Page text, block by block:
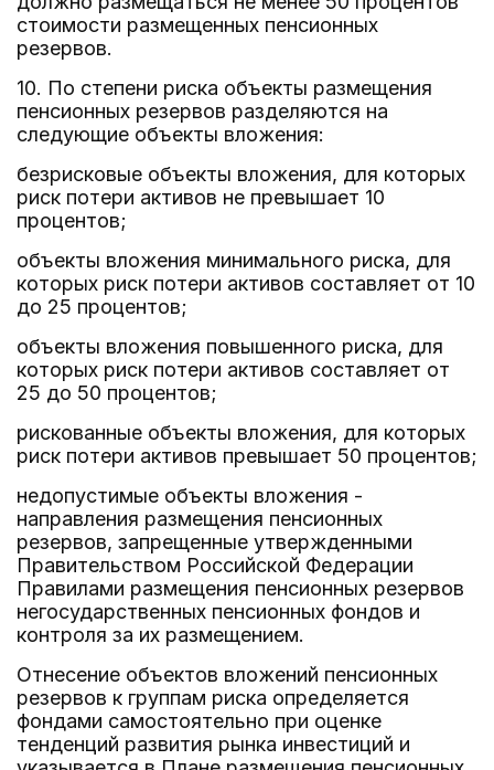
стоимости размещенных пенсионных
резервов.
10. По степени риска объекты размещения
пенсионных резервов разделяются на
следующие объекты вложения:
безрисковые объекты вложения, для которых
риск потери активов не превышает 10
процентов;
объекты вложения минимального риска, для
которых риск потери активов составляет от 10
до 25 процентов;
объекты вложения повышенного риска, для
которых риск потери активов составляет от
25 до 50 процентов;
рискованные объекты вложения, для которых
риск потери активов превышает 50 процентов;
недопустимые объекты вложения -
направления размещения пенсионных
резервов, запрещенные утвержденными
Правительством Российской Федерации
Правилами размещения пенсионных резервов
негосударственных пенсионных фондов и
контроля за их размещением.
Отнесение объектов вложений пенсионных
резервов к группам риска определяется
фондами самостоятельно при оценке
тенденций развития рынка инвестиций и